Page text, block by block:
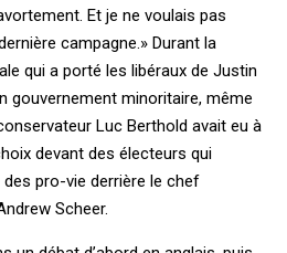
Et je ne voulais pas
campagne.» Durant la
qui a porté les libéraux de Justin
gouvernement minoritaire, même
Luc Berthold avait eu à
devant des électeurs qui
pro-vie derrière le chef
Scheer.